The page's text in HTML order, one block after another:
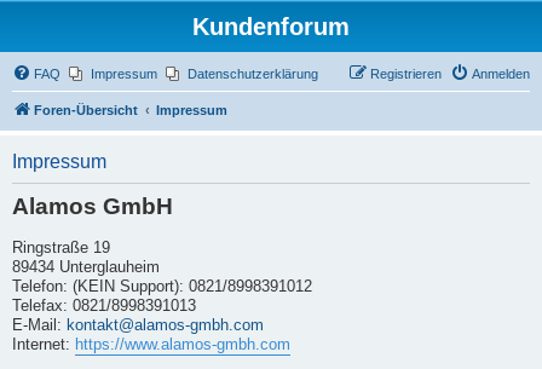
Kundenforum
FAQ Impressum Datenschutzerklärung Anmelden
Registrieren
Foren-Übersicht Impressum
Impressum
Alamos GmbH
Ringstraße 19
89434 Unterglauheim
Telefon: (KEIN Support): 0821/8998391012
Telefax: 0821/8998391013
E-Mail: kontakt@alamos-gmbh.com
Internet: https://www.alamos-gmbh.com